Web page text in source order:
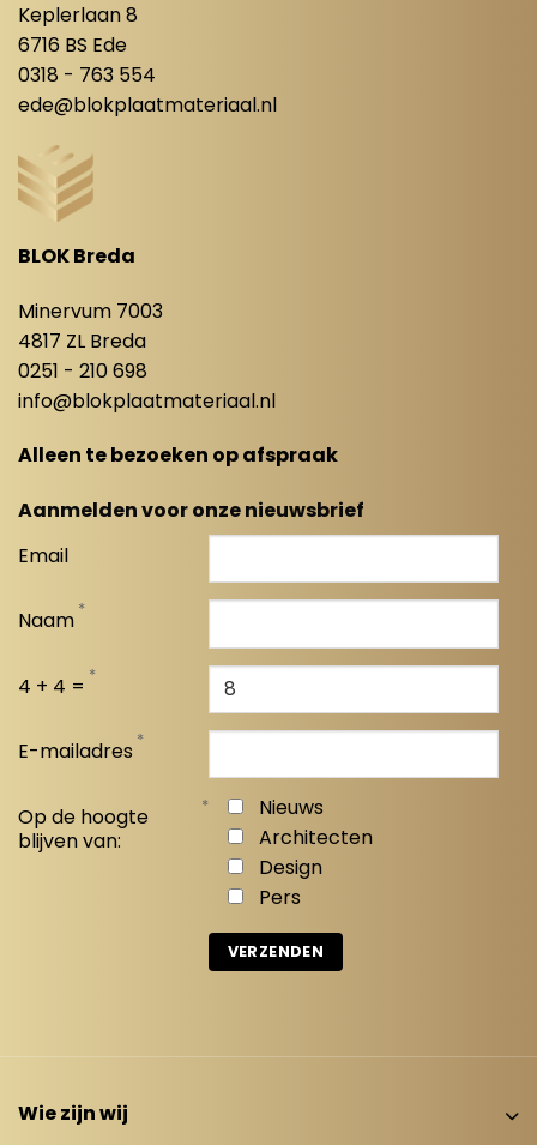
Keplerlaan 8
6716 BS Ede
0318 - 763 554
ede@blokplaatmateriaal.nl
BLOK Breda
Minervum 7003
4817 ZL Breda
0251 - 210 698
info@blokplaatmateriaal.nl
Alleen te bezoeken op afspraak
Aanmelden voor onze nieuwsbrief
Email
Naam *
4 + 4 = *
E-mailadres *
Op de hoogte
blijven van:
*
Nieuws
Architecten
Design
Pers
Wie zijn wij